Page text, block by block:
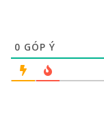
0 GÓP Ý